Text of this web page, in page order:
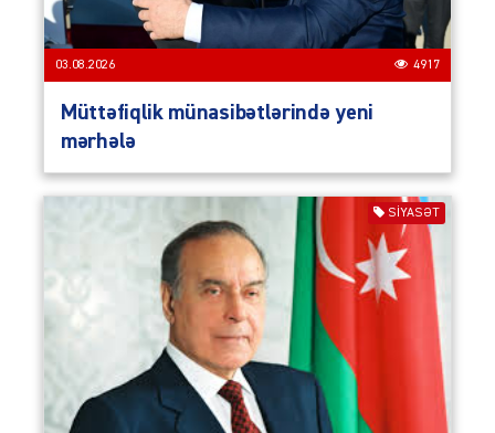
03.08.2026 4917
Müttəfiqlik münasibətlərində yeni
mərhələ
SIYASƏT